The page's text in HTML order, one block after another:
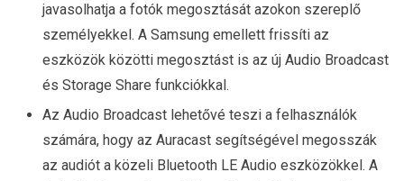
javasolhatja a fotók megosztását azokon szereplő
személyekkel. A Samsung emellett frissíti az
eszközök közötti megosztást is az új Audio Broadcast
és Storage Share funkciókkal.
Az Audio Broadcast lehetővé teszi a felhasználók
számára, hogy az Auracast segítségével megosszák
az audiót a közeli Bluetooth LE Audio eszközökkel. A